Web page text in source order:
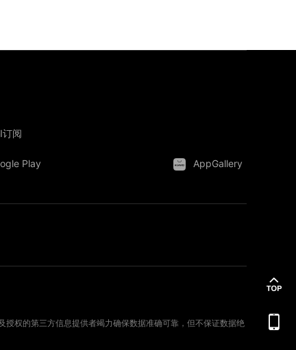
订阅
Play AppGallery
权的第三方信息提供者竭力确保数据准确可靠，但不保证数据绝